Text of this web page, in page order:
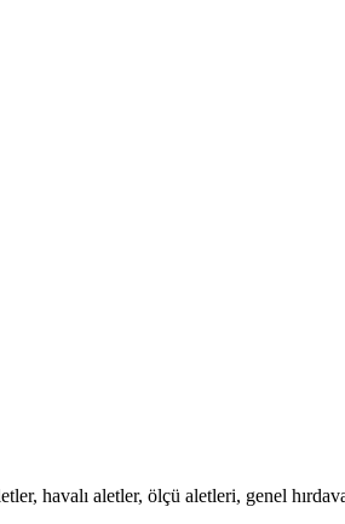
havalı aletler, ölçü aletleri, genel